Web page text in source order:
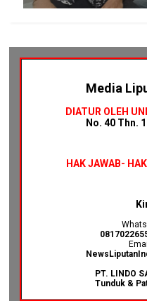
Media
DIATUR OLEH
No. 40 Thn.
HAK JAWAB-
PT. LINDO
Tunduk &